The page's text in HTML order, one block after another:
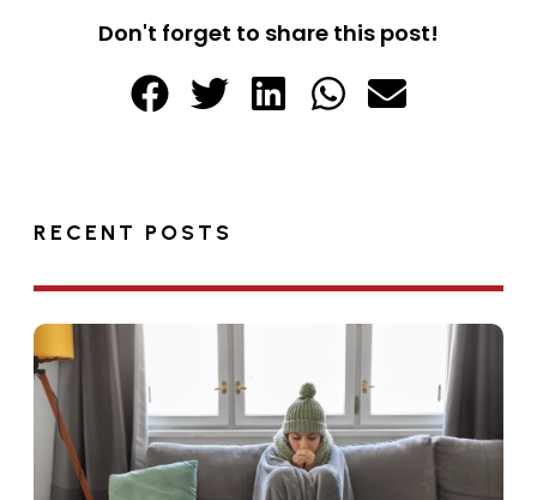
Don't forget to share this post!
RECENT POSTS